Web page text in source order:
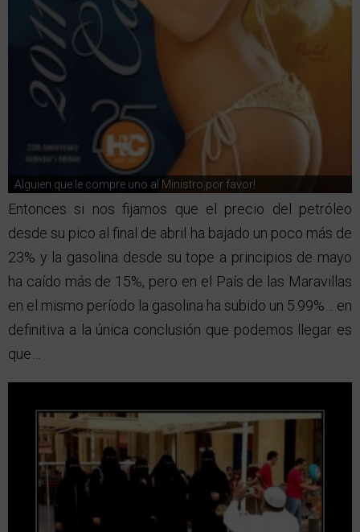
Alguien que le compre uno al Ministro por favor!
Entonces si nos fijamos que el precio del petróleo
desde su pico al final de abril ha bajado un poco más de
23% y la gasolina desde su tope a principios de mayo
ha caído más de 15%, pero en el País de las Maravillas
en el mismo período la gasolina ha subido un 5.99%… en
definitiva a la única conclusión que podemos llegar es
que…